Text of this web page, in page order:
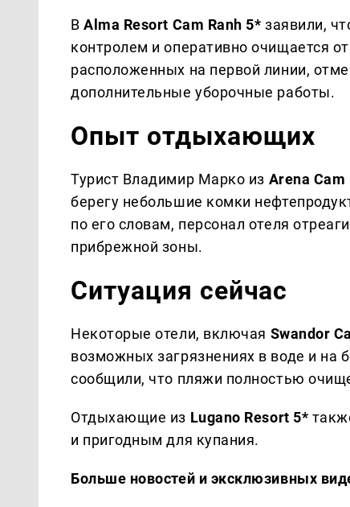
ВAlma Resort Cam Ranh 5* заявили,
контролем и оперативно очищается
расположенных на первой линии,
дополнительные уборочные работы.
Опыт отдыхающих
Турист Владимир Марко из Arena Cam
берегу небольшие комки
по его словам, персонал отеля
прибрежной зоны.
Ситуация сейчас
Некоторые отели, включая Swandor
возможных загрязнениях в воде и на
сообщили, что пляжи полностью
Отдыхающие из Lugano Resort 5*
и пригодным для купания.
Больше новостей и эксклюзивных